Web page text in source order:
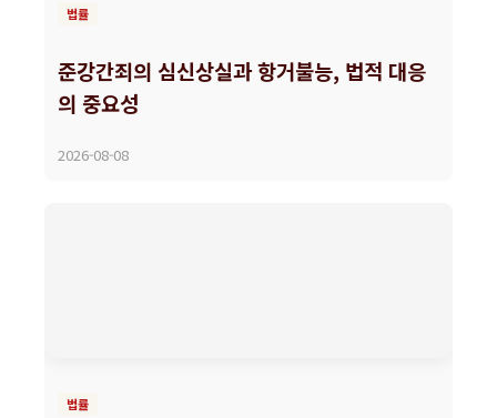
법률
준강간죄의 심신상실과 항거불능, 법적 대응
의 중요성
2026-08-08
법률